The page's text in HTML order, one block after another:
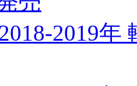
2019年